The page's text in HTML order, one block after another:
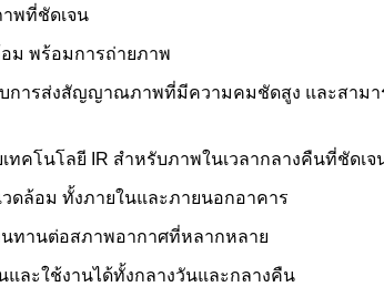
พที่ชัดเจน
ม พร้อมการถ่ายภาพ
บการส่งสัญญาณภาพที่มีความคมชัดสูง และสาม
ทคโนโลยี IR สำหรับภาพในเวลากลางคืนที่ชัดเจ
ดล้อม ทั้งภายในและภายนอกอาคาร
ทานต่อสภาพอากาศที่หลากหลาย
และใช้งานได้ทั้งกลางวันและกลางคืน